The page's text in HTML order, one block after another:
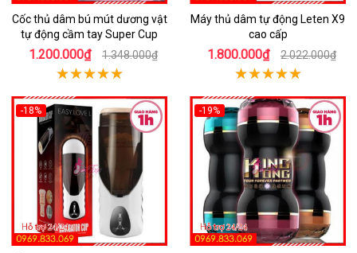
Cốc thủ dâm bú mút dương vật
tự động cầm tay Super Cup
1.200.000₫ 1.348.000₫
Máy thủ dâm tự động Leten X9
cao cấp
1.800.000₫ 2.022.000₫
-18% -19%